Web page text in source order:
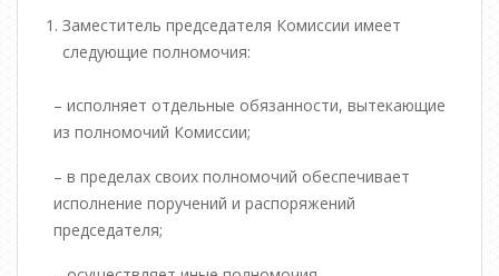
Заместитель председателя Комиссии имеет
следующие полномочия:
– исполняет отдельные обязанности, вытекающие
из полномочий Комиссии;
– в пределах своих полномочий обеспечивает
исполнение поручений и распоряжений
председателя;